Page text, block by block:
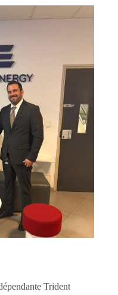
Trident